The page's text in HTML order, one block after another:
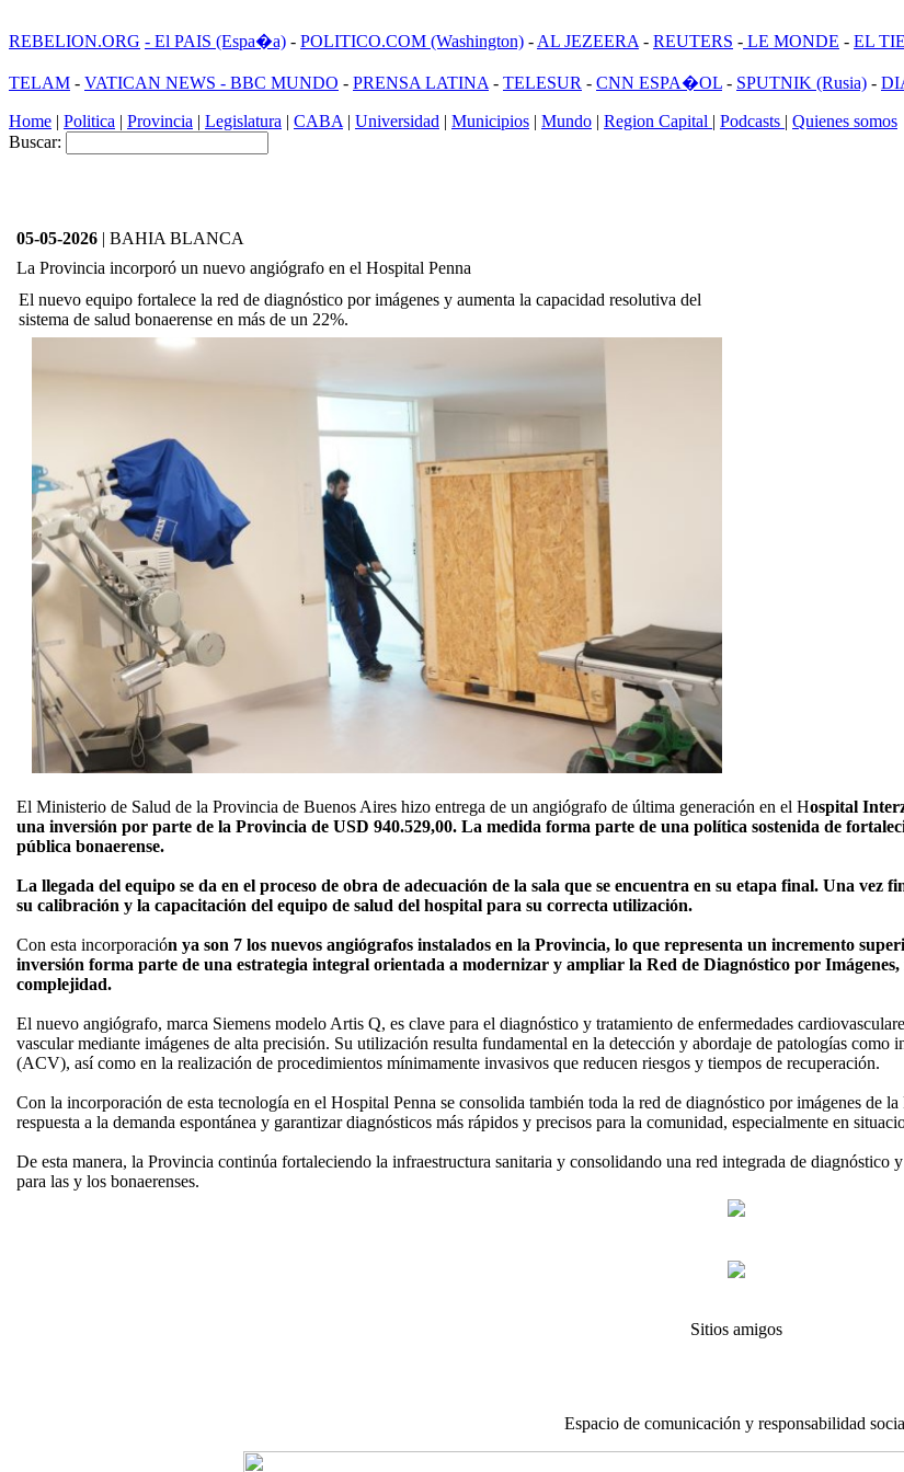
REBELION.ORG - El PAIS (Espa�a) - POLITICO.COM (Washington) - AL JEZEERA - REUTERS - LE MONDE - EL
TELAM - VATICAN NEWS - BBC MUNDO - PRENSA LATINA - TELESUR - CNN ESPA�OL - SPUTNIK (Rusia) -
Home | Politica | Provincia | Legislatura | CABA | Universidad | Municipios | Mundo | Region Capital | Podcasts | Quienes somos
Buscar:
05-05-2026 | BAHIA BLANCA
La Provincia incorporó un nuevo angiógrafo en el Hospital Penna
El nuevo equipo fortalece la red de diagnóstico por imágenes y aumenta la capacidad resolutiva del
sistema de salud bonaerense en más de un 22%.
El Ministerio de Salud de la Provincia de Buenos Aires hizo entrega de un angiógrafo de última generación en el Hospital
una inversión por parte de la Provincia de USD 940.529,00. La medida forma parte de una política sostenida de
pública bonaerense.
La llegada del equipo se da en el proceso de obra de adecuación de la sala que se encuentra en su etapa final. Una
su calibración y la capacitación del equipo de salud del hospital para su correcta utilización.
Con esta incorporación ya son 7 los nuevos angiógrafos instalados en la Provincia, lo que representa un incremento
inversión forma parte de una estrategia integral orientada a modernizar y ampliar la Red de Diagnóstico por
complejidad.
El nuevo angiógrafo, marca Siemens modelo Artis Q, es clave para el diagnóstico y tratamiento de enfermedades
vascular mediante imágenes de alta precisión. Su utilización resulta fundamental en la detección y abordaje de patologías como
(ACV), así como en la realización de procedimientos mínimamente invasivos que reducen riesgos y tiempos de recuperación.
Con la incorporación de esta tecnología en el Hospital Penna se consolida también toda la red de diagnóstico por imágenes de
respuesta a la demanda espontánea y garantizar diagnósticos más rápidos y precisos para la comunidad, especialmente en
De esta manera, la Provincia continúa fortaleciendo la infraestructura sanitaria y consolidando una red integrada de
para las y los bonaerenses.
Sitios amigos
Espacio de comunicación y responsabilidad